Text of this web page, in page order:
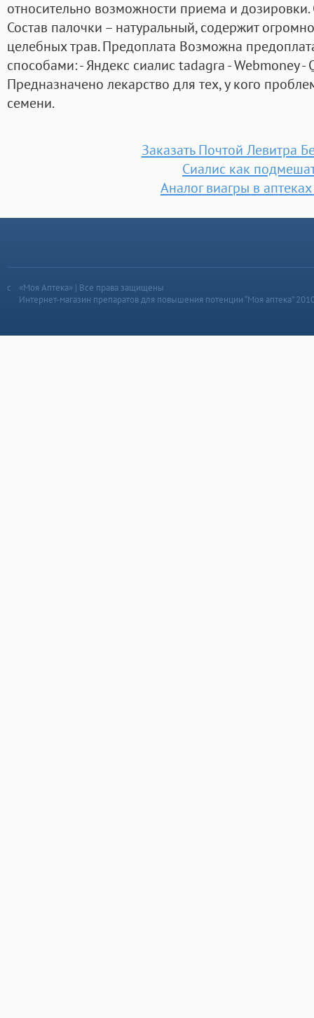
относительно возможности приема и
Состав палочки – натуральный, содержит
целебных трав. Предоплата Возможна
способами: - Яндекс сиалис tadagra - Webmoney -
Предназначено лекарство для тех, у кого
семени.
Заказать Почтой Левитра
Сиалис как
Аналог виагры в
«Моя Аптека» | Все права защищены
Интернет-магазин препаратов для повышения потенции “Моя аптека”